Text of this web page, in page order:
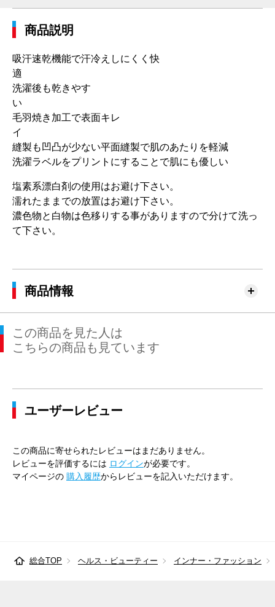
商品説明
吸汗速乾機能で汗冷えしにくく快
洗濯後も乾きやす
い
毛羽焼き加工で表面キレ
イ
縫製も凹凸が少ない平面縫製で肌のあたりを軽減
洗濯ラベルをプリントにすることで肌にも優しい
塩素系漂白剤の使用はお避け下さい。
濡れたままでの放置はお避け下さい。
濃色物と白物は色移りする事がありますので分けて洗っ
て下さい。
商品情報
この商品を見た人は
こちらの商品も見ています
ユーザーレビュー
この商品に寄せられたレビューはまだありません。
レビューを評価するには ログインが必要です。
マイページの 購入履歴からレビューを記入いただけます。
総合TOP ヘルス・ビューティー インナー・ファッション